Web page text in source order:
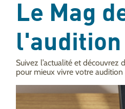
Le Mag
l'audition
Suivez l’actualité et découvrez
pour mieux vivre votre audition